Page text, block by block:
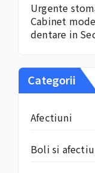
Urgente
Cabinet
dentare in
Categorii
Afectiuni
Boli si